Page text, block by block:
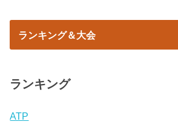
ランキング＆大会
ランキング
ATP